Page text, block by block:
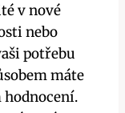
v nové
nebo
potřebu
máte
hodnocení.